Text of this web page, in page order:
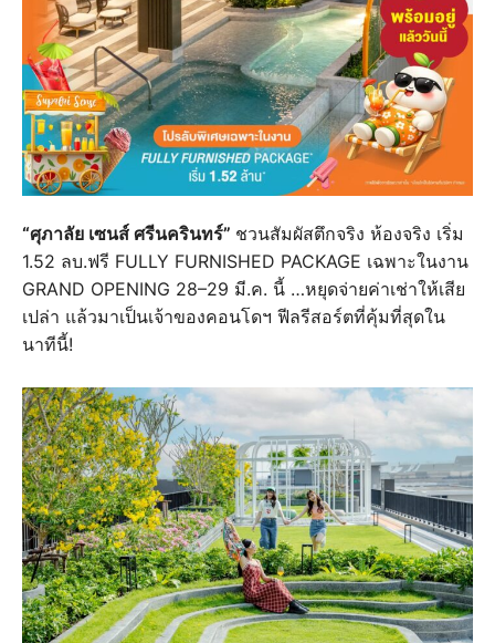
“ศุภาลัย เซนส์ ศรีนครินทร์” ชวนสัมผัสตึกจริง ห้องจริง เริ่ม
1.52 ลบ.ฟรี FULLY FURNISHED PACKAGE เฉพาะในงาน
GRAND OPENING 28–29 มี.ค. นี้ …หยุดจ่ายค่าเช่าให้เสีย
เปล่า แล้วมาเป็นเจ้าของคอนโดฯ ฟีลรีสอร์ตที่คุ้มที่สุดใน
นาทีนี้!